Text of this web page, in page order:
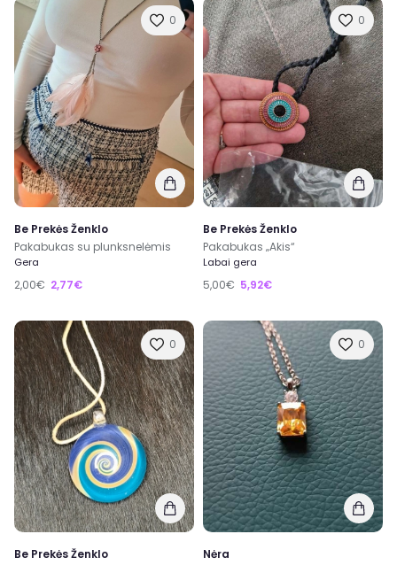
0
Be Prekės Ženklo
Pakabukas su plunksnelėmis
Gera
2,00€ 2,77€
0
Be Prekės Ženklo
Pakabukas „Akis“
Labai gera
5,00€ 5,92€
0
Be Prekės Ženklo
0
Nėra